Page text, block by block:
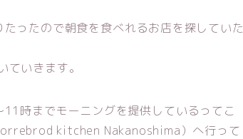
ったので朝食を食べれるお店を探していた
いきます。
時までモーニングを提供しているってこ
kitchen Nakanoshima）へ行って